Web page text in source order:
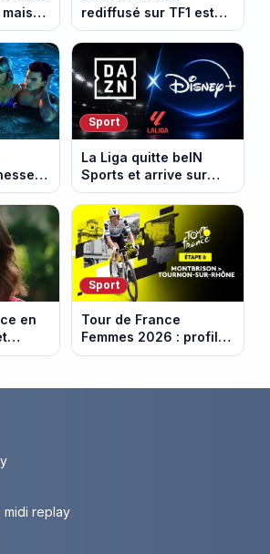
rediffusé sur TF1 est
adapté d’un succès
italien devenu un
phénomène mondial
Sport
La Liga quitte beIN
Sports et arrive sur
DAZN et Disney+ en
France
en
Sport
Tour de France
Femmes 2026 : profil
et horaires de la 6e
Montbrison et
replay